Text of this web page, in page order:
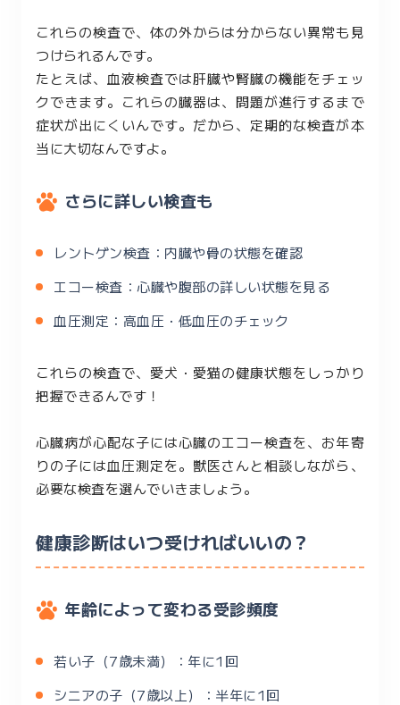
これらの検査で、体の外からは分からない異常も見
つけられるんです。
たとえば、血液検査では肝臓や腎臓の機能をチェッ
クできます。これらの臓器は、問題が進行するまで
症状が出にくいんです。だから、定期的な検査が本
当に大切なんですよ。
さらに詳しい検査も
レントゲン検査：内臓や骨の状態を確認
エコー検査：心臓や腹部の詳しい状態を見る
血圧測定：高血圧・低血圧のチェック
これらの検査で、愛犬・愛猫の健康状態をしっかり
把握できるんです！
心臓病が心配な子には心臓のエコー検査を、お年寄
りの子には血圧測定を。獣医さんと相談しながら、
必要な検査を選んでいきましょう。
健康診断はいつ受ければいいの？
年齢によって変わる受診頻度
若い子（7歳未満）：年に1回
シニアの子（7歳以上）：半年に1回